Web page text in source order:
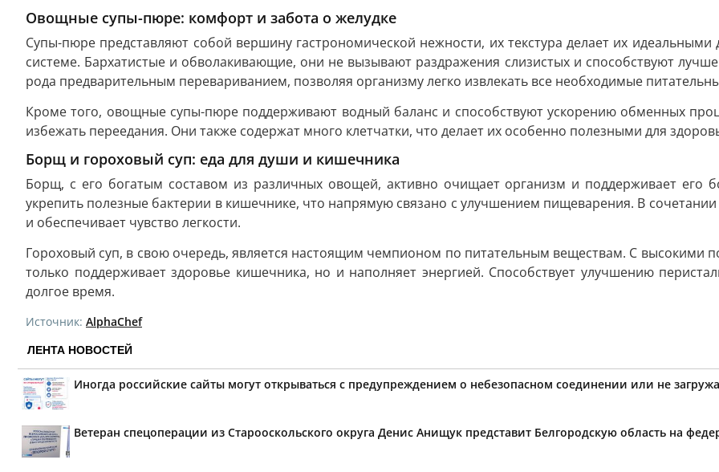
Овощные супы-пюре: комфорт и забота о желудке
Супы-пюре представляют собой вершину гастрономической нежности, их текстура делает их
системе. Бархатистые и обволакивающие, они не вызывают раздражения слизистых и способствуют
рода предварительным перевариванием, позволяя организму легко извлекать все необходимые
Кроме того, овощные супы-пюре поддерживают водный баланс и способствуют ускорению обменных
избежать переедания. Они также содержат много клетчатки, что делает их особенно полезными для
Борщ и гороховый суп: еда для души и кишечника
Борщ, с его богатым составом из различных овощей, активно очищает организм и поддерживает его
укрепить полезные бактерии в кишечнике, что напрямую связано с улучшением пищеварения. В
и обеспечивает чувство легкости.
Гороховый суп, в свою очередь, является настоящим чемпионом по питательным веществам. С высокими
только поддерживает здоровье кишечника, но и наполняет энергией. Способствует улучшению
долгое время.
Источник: AlphaChef
ЛЕНТА НОВОСТЕЙ
Иногда российские сайты могут открываться с предупреждением о небезопасном соединении или не
Ветеран спецоперации из Старооскольского округа Денис Анищук представит Белгородскую область на